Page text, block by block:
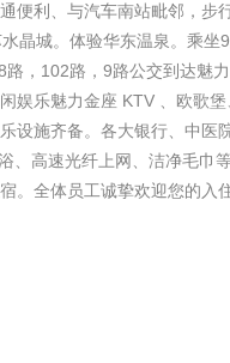
便利、与汽车南站毗邻，步
晶城。体验华东温泉。乘坐
，102路，9路公交到达魅
娱乐魅力金座 KTV 、欧歌
设施齐备。各大银行、中医
、高速光纤上网、洁净毛巾
。全体员工诚挚欢迎您的入